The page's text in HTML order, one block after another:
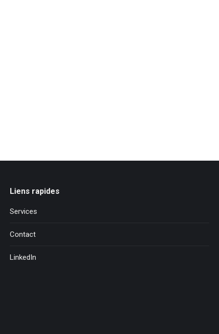
Liens rapides
Services
Contact
LinkedIn